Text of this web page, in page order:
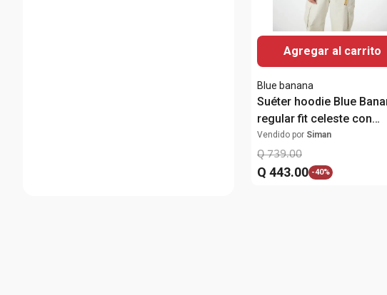
Agregar al carrito
Blue banana
Suéter hoodie Blue
regular fit celeste con
bordado para hombre
Vendido por Siman
Q 739.00
Q 443.00 -40%